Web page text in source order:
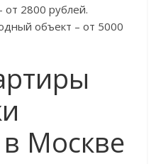
2800 рублей.
объект – от 5000
Москве